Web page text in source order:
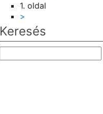
Oldalszámozás
1. oldal
Következő
oldal
>
Keresés